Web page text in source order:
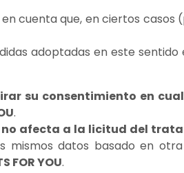
cuenta que, en ciertos
adoptadas en este sentido
su consentimiento en
.
no afecta a la licitud del
mismos datos basado en
FOR YOU.